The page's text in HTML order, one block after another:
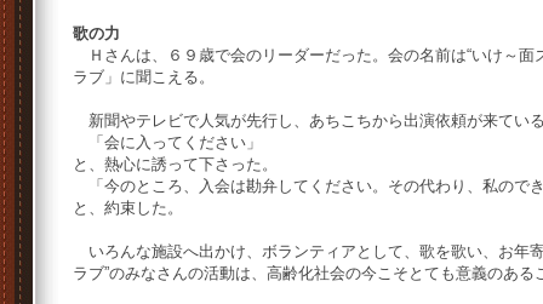
歌の力
Ｈさんは、６９歳で会のリーダーだった。会の名前は“いけ～面
ラブ」に聞こえる。
新聞やテレビで人気が先行し、あちこちから出演依頼が来てい
「会に入ってください」
と、熱心に誘って下さった。
「今のところ、入会は勘弁してください。その代わり、私ので
と、約束した。
いろんな施設へ出かけ、ボランティアとして、歌を歌い、お年
ラブ”のみなさんの活動は、高齢化社会の今こそとても意義のある